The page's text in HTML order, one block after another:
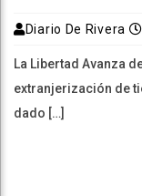
Diario De Rivera
La Libertad Avanza
extranjerización de
dado […]